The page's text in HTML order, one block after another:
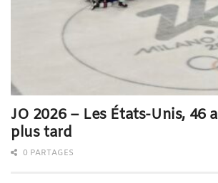
JO 2026 – Les États-Unis, 46
plus tard
0 PARTAGES